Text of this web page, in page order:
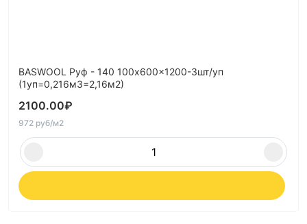
BASWOOL Руф - 140 100x600x1200-3шт/уп
(1уп=0,216м3=2,16м2)
2100.00₽
972 руб/м2